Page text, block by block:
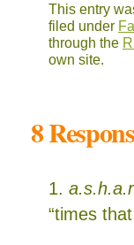
This entry
filed under
through the
own site.
8
a.s.h.a.r
“times